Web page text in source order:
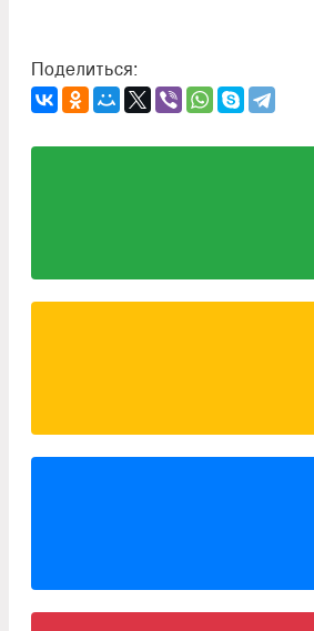
Поделиться: